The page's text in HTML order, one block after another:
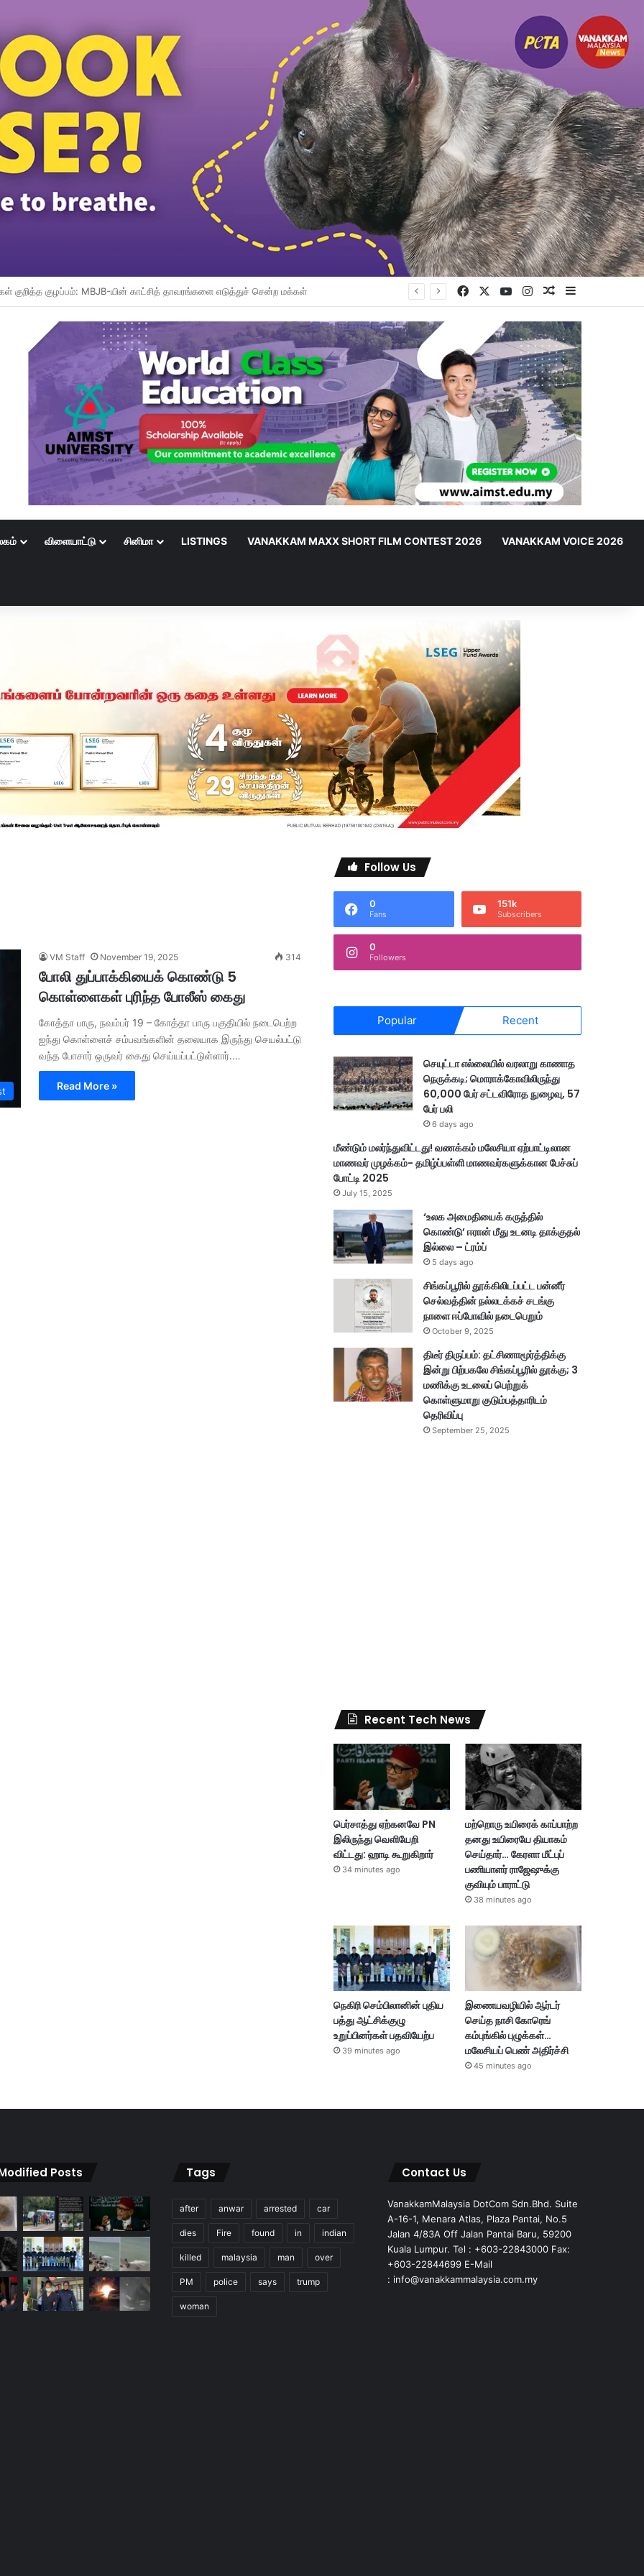
PN இலிருந்து வெளியேறி விட்டது: ஹாடி கூறுகிறார் Facebook YouTubeInstagramRandom Article
விளையாட்டு சினிமா LISTINGS VANAKKAM MAXX SHORT FILM CONTEST 2026 VANAKKAM VOICE 2026
VM Staff November 19, 2025 314
போலி துப்பாக்கியைக் கொண்டு 5
கொள்ளைகள் புரிந்த போலீஸ் கைது
கோத்தா பாரு, நவம்பர் 19 – கோத்தா பாரு பகுதியில் நடைபெற்ற
ஐந்து கொள்ளைச் சம்பவங்களின் தலையாக இருந்து செயல்பட்டு
வந்த போசார் ஒருவர் கைது செய்யப்பட்டுள்ளார்.…
Read More »
Follow Us
0
Fans
151k
Subscribers
0
Followers
Popular Recent
செயுட்டா எல்லையில் வரலாறு காணாத
நெருக்கடி; மொராக்கோவிலிருந்து
60,000 பேர் சட்டவிரோத நுழைவு, 57
பேர் பலி
6 days ago
மீண்டும் மலர்ந்துவிட்டது! வணக்கம் மலேசியா ஏற்பாட்டிலான
மாணவர் முழக்கம்- தமிழ்ப்பள்ளி மாணவர்களுக்கான பேச்சுப்
போட்டி 2025
July 15, 2025
‘உலக அமைதியைக் கருத்தில்
கொண்டு’ ஈரான் மீது உடனடி தாக்குதல்
இல்லை – ட்ரம்ப்
5 days ago
சிங்கப்பூரில் தூக்கிலிடப்பட்ட பன்னீர்
செல்வத்தின் நல்லடக்கச் சடங்கு
நாளை ஈப்போவில் நடைபெறும்
October 9, 2025
திடீர் திருப்பம்: தட்சிணாமூர்த்திக்கு
இன்று பிற்பகலே சிங்கப்பூரில் தூக்கு; 3
மணிக்கு உடலைப் பெற்றுக்
கொள்ளுமாறு குடும்பத்தாரிடம்
தெரிவிப்பு
September 25, 2025
Recent Tech News
பெர்சாத்து ஏற்கனவே PN
இலிருந்து வெளியேறி
விட்டது: ஹாடி கூறுகிறார்
34 minutes ago
மற்றொரு உயிரைக் காப்பாற்ற
தனது உயிரையே தியாகம்
செய்தார்… கேரளா மீட்புப்
பணியாளர் ராஜேஷுக்கு
குவியும் பாராட்டு
38 minutes ago
நெகிரி செம்பிலானின் புதிய
பத்து ஆட்சிக்குழு
உறுப்பினர்கள் பதவியேற்ப
39 minutes ago
இணையவழியில் ஆர்டர்
செய்த நாசி கோரெங்
கம்புங்கில் புழுக்கள்…
மலேசியப் பெண் அதிர்ச்சி
45 minutes ago
Posts Tags
after anwar arrested car
dies Fire found in indian
killed malaysia man over
PM police says trump
woman
Contact Us
VanakkamMalaysia DotCom Sdn.Bhd. Suite
A-16-1, Menara Atlas, Plaza Pantai, No.5
Jalan 4/83A Off Jalan Pantai Baru, 59200
Kuala Lumpur. Tel : +603-22843000 Fax:
+603-22844699 E-Mail
: info@vanakkammalaysia.com.my